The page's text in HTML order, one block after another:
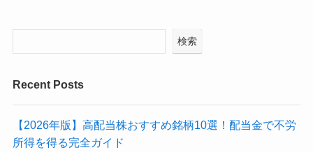
検索
Recent Posts
【2026年版】高配当株おすすめ銘柄10選！配当金で不労
所得を得る完全ガイド